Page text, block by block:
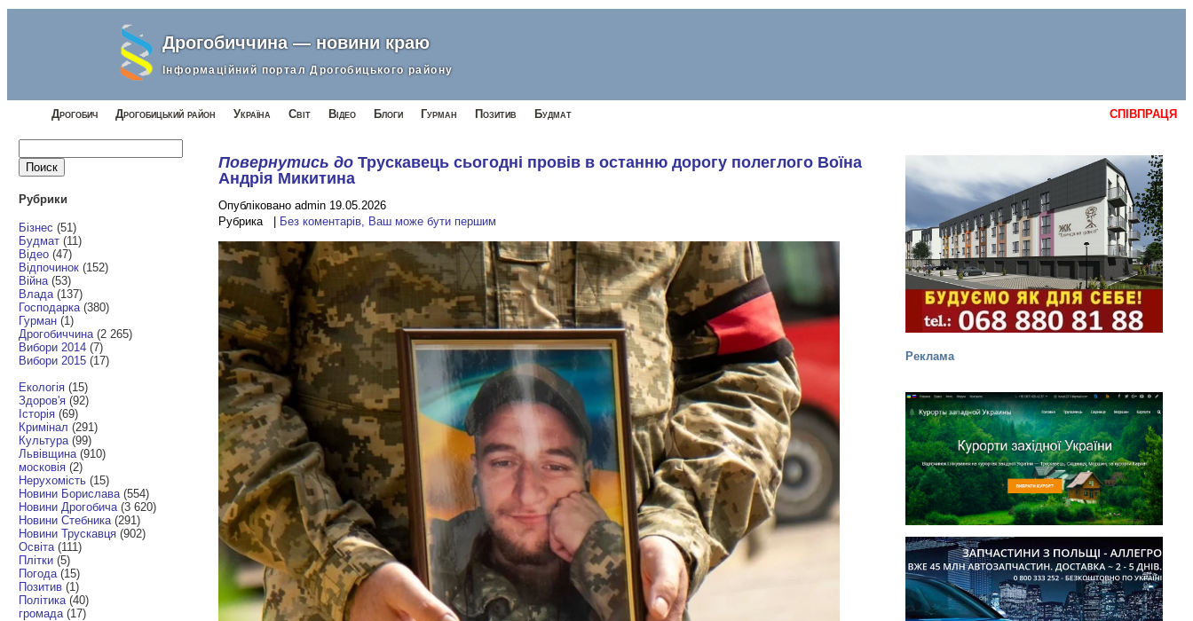
Дрогобиччина — новини краю
Інформаційний портал Дрогобицького району
Дрогобич Дрогобицький район Україна Світ Відео Блоги Гурман СПІВПРАЦЯ
Позитив Будмат
Реклама
Рубрики
Бізнес (51)
Будмат (11)
Відео (47)
Відпочинок (152)
Війна (53)
Влада (137)
Господарка (380)
Гурман (1)
Дрогобиччина (2 265)
Вибори 2014 (7)
Вибори 2015 (17)
Екологія (15)
Здоров'я (92)
Історія (69)
Кримінал (291)
Культура (99)
Львівщина (910)
московія (2)
Нерухомість (15)
Новини Борислава (554)
Новини Дрогобича (3 620)
Новини Стебника (291)
Новини Трускавця (902)
Освіта (111)
Плітки (5)
Погода (15)
Позитив (1)
Політика (40)
громада (17)
Повернутись до Трускавець сьогодні провів в останню дорогу полеглого Воїна
Андрія Микитина
Опубліковано admin 19.05.2026
Рубрика |
Без коментарів, Ваш може бути першим